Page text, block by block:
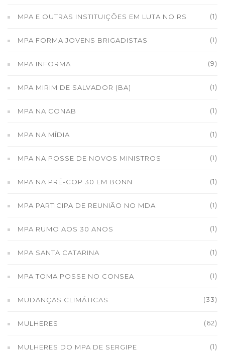
MPA E OUTRAS INSTITUIÇÕES EM LUTA NO RS (1)
MPA FORMA JOVENS BRIGADISTAS (1)
MPA INFORMA (9)
MPA MIRIM DE SALVADOR (BA) (1)
MPA NA CONAB (1)
MPA NA MÍDIA (1)
MPA NA POSSE DE NOVOS MINISTROS (1)
MPA NA PRÉ-COP 30 EM BONN (1)
MPA PARTICIPA DE REUNIÃO NO MDA (1)
MPA RUMO AOS 30 ANOS (1)
MPA SANTA CATARINA (1)
MPA TOMA POSSE NO CONSEA (1)
MUDANÇAS CLIMÁTICAS (33)
MULHERES (62)
MULHERES DO MPA DE SERGIPE (1)